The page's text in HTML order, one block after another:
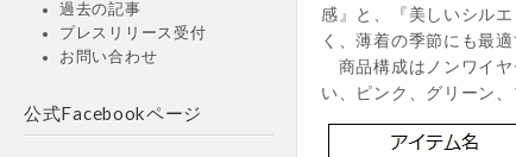
過去の記事
プレスリリース受付
お問い合わせ
公式Facebookページ
感』と、『美しいシル
く、薄着の季節にも最適
商品構成はノンワイヤ
い、ピンク、グリーン